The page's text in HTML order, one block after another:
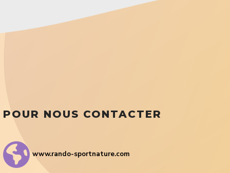
POUR NOUS CONTACTER
www.rando-sportnature.com